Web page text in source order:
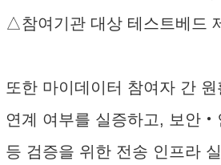
△참여기관 대상 테스트베드
또한 마이데이터 참여자 간 원
연계 여부를 실증하고, 보안‧
등 검증을 위한 전송 인프라